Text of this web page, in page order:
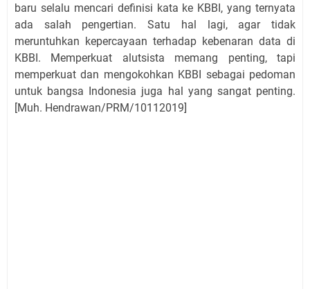
baru selalu mencari definisi kata ke KBBI, yang ternyata
ada salah pengertian. Satu hal lagi, agar tidak
meruntuhkan kepercayaan terhadap kebenaran data di
KBBI. Memperkuat alutsista memang penting, tapi
memperkuat dan mengokohkan KBBI sebagai pedoman
untuk bangsa Indonesia juga hal yang sangat penting.
[Muh. Hendrawan/PRM/10112019]